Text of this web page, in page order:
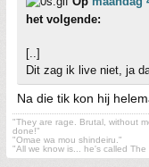
het volgende:
[..]
Dit zag ik live niet, ja
Na die tik kon hij
"They are rage. Brutal, without
done!"
"Omae wa mou shindeiru."
"All we know is... he's called The